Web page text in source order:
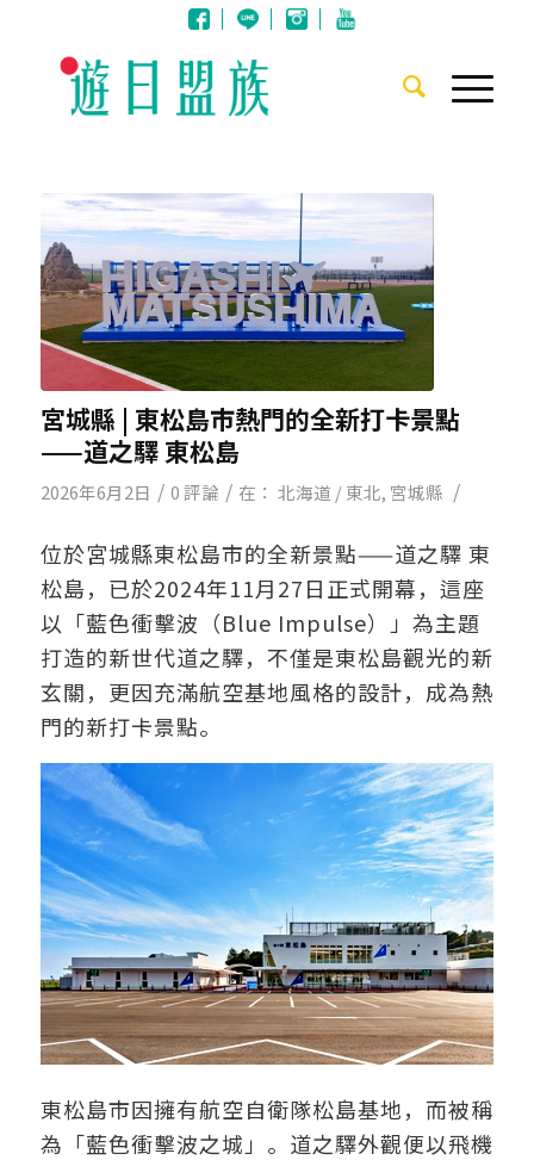
宮城縣 | 東松島市熱門的全新打卡景點
——道之驛 東松島
2026年6月2日 / 0 評論 / 在： 北海道 / 東北, 宮城縣 /
位於宮城縣東松島市的全新景點——道之驛 東
松島，已於2024年11月27日正式開幕，這座
以「藍色衝擊波（Blue Impulse）」為主題
打造的新世代道之驛，不僅是東松島觀光的新
玄關，更因充滿航空基地風格的設計，成為熱
門的新打卡景點。
東松島市因擁有航空自衛隊松島基地，而被稱
為「藍色衝擊波之城」。道之驛外觀便以飛機